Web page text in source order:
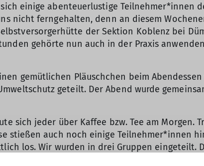
einige abenteuerlustige Teilnehmer*innen
nicht ferngehalten, denn an diesem
der Sektion Koblenz bei
gehörte nun auch in der Praxis
gemütlichen Pläuschchen beim
geteilt. Der Abend wurde
sich jeder über Kaffee bzw. Tee am Morgen.
stießen auch noch einige Teilnehmer*innen
los. Wir wurden in drei Gruppen eingeteilt.